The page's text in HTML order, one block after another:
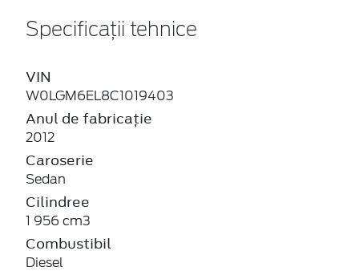
Specificații tehnice
VIN
W0LGM6EL8C1019403
Anul de fabricație
2012
Caroserie
Sedan
Cilindree
1 956 cm3
Combustibil
Diesel